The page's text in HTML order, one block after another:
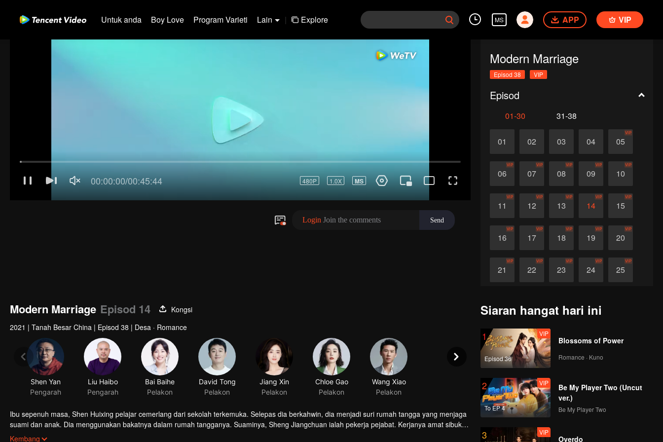
Untuk anda Boy Love Program Varieti Lain | Explore MS APP VIP
Modern Marriage
Episod 38 VIP
Episod
01-30 31-38
01 02 03 04 05
VIP
06
VIP
07
VIP
08
VIP
09
VIP
10
VIP
11
VIP
12
VIP
13
VIP
14
VIP
15
VIP
16
VIP
17
VIP
18
VIP
19
VIP
20
VIP
21
VIP
22
VIP
23
VIP
24
VIP
25
VIP
Modern Marriage Episod 14
Kongsi
2021 | Tanah Besar China | Episod 38 | Desa · Romance
Ibu sepenuh masa, Shen Huixing pelajar cemerlang dari sekolah terkemuka. Selepas dia berkahwin, dia menjadi suri rumah tangga yang menjaga
suami dan anak. Dia menggunakan bakatnya dalam rumah tangganya. Suaminya, Sheng Jiangchuan ialah pekerja pejabat. Kerjanya amat sibuk
dan tiada masa untuk menemani isteri dan anaknya. Shen Huixing terpaksa menanggung semua kewajipan rumah tangga. Usia anak perempuan
Kembang
Siaran hangat hari ini
1
Episod 36
VIP
Blossoms of Power
Romance · Kuno
2
To EP 4
VIP
Be My Player Two (Uncut
ver.)
Be My Player Two
3 VIP
Overdo